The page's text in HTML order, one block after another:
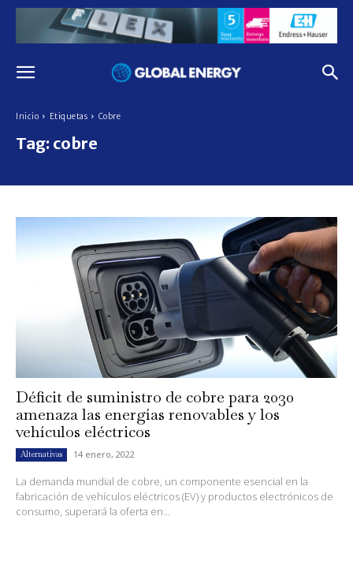
Inicio Etiquetas Cobre
Tag: cobre
Déficit de suministro de cobre para 2030
amenaza las energías renovables y los
vehículos eléctricos
Alternativas 14 enero, 2022
La demanda mundial de cobre, un componente esencial en la
fabricación de vehículos eléctricos (EV) y productos electrónicos de
consumo, superará la oferta en...